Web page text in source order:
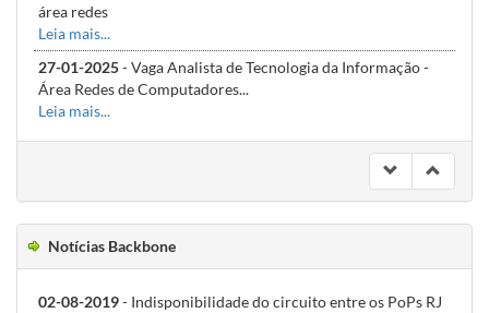
área redes
Leia mais...
27-01-2025- Vaga Analista de Tecnologia da Informação -
Área Redes de Computadores...
Leia mais...
03-12-2024- IFC Campus Abelardo Luz recebe novo enlace
Notícias Backbone
02-08-2019- Indisponibilidade do circuito entre os PoPs RJ